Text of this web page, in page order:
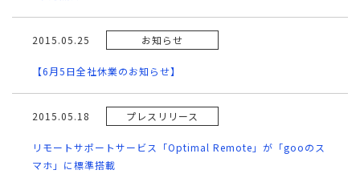
2015.05.25 お知らせ
【6月5日全社休業のお知らせ】
2015.05.18 プレスリリース
リモートサポートサービス「Optimal Remote」が「gooのス
マホ」に標準搭載